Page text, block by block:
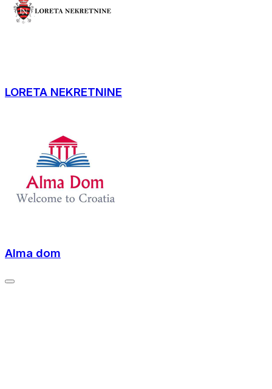
LORETA NEKRETNINE
Alma dom